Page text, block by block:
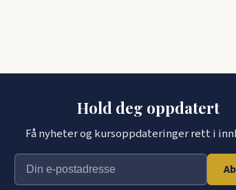
Hold deg oppdatert
Få nyheter og kursoppdateringer rett i